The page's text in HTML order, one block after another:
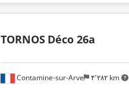
Contamine-sur-Arve ۴٬۲۸۲ km
TORNOS Déco 26a